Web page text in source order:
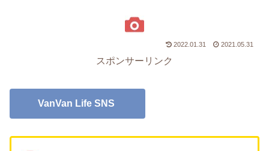
2022.01.31 2021.05.31
スポンサーリンク
VanVan Life SNS